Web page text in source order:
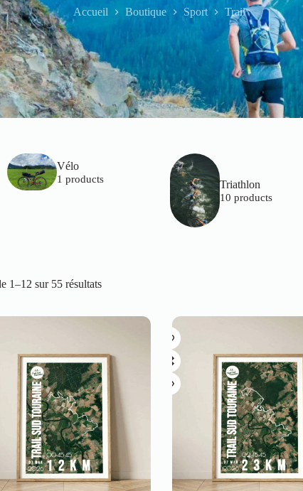
Accueil Boutique Sport Trail
Vélo
1 products Triathlon
10 products
1–12 sur 55 résultats